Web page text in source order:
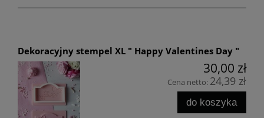
Dekoracyjny stempel XL " Happy Valentines Day "
30,00 zł
Cena netto: 24,39 zł
do koszyka